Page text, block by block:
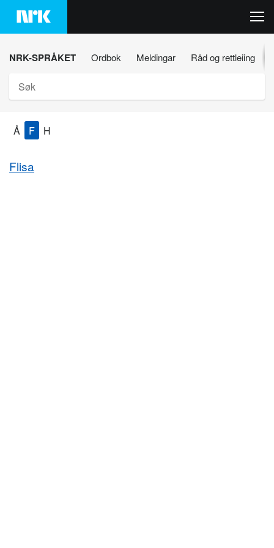
Hopp
innhaldet
NRK-SPRÅKET Ordbok Meldingar Råd og rettleiing
Å F H
Flisa